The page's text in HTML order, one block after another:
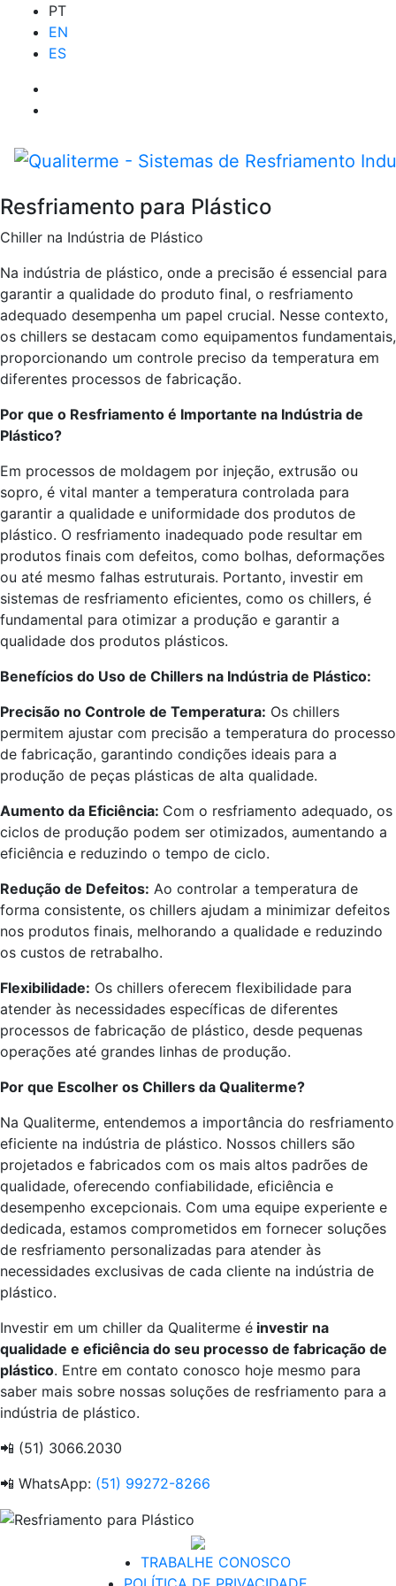
PT
EN
ES
Resfriamento para Plástico
Chiller na Indústria de Plástico
Na indústria de plástico, onde a precisão é essencial para
garantir a qualidade do produto final, o resfriamento
adequado desempenha um papel crucial. Nesse contexto,
os chillers se destacam como equipamentos fundamentais,
proporcionando um controle preciso da temperatura em
diferentes processos de fabricação.
Por que o Resfriamento é Importante na Indústria de
Plástico?
Em processos de moldagem por injeção, extrusão ou
sopro, é vital manter a temperatura controlada para
garantir a qualidade e uniformidade dos produtos de
plástico. O resfriamento inadequado pode resultar em
produtos finais com defeitos, como bolhas, deformações
ou até mesmo falhas estruturais. Portanto, investir em
sistemas de resfriamento eficientes, como os chillers, é
fundamental para otimizar a produção e garantir a
qualidade dos produtos plásticos.
Benefícios do Uso de Chillers na Indústria de Plástico:
Precisão no Controle de Temperatura: Os chillers
permitem ajustar com precisão a temperatura do processo
de fabricação, garantindo condições ideais para a
produção de peças plásticas de alta qualidade.
Aumento da Eficiência: Com o resfriamento adequado, os
ciclos de produção podem ser otimizados, aumentando a
eficiência e reduzindo o tempo de ciclo.
Redução de Defeitos: Ao controlar a temperatura de
forma consistente, os chillers ajudam a minimizar defeitos
nos produtos finais, melhorando a qualidade e reduzindo
os custos de retrabalho.
Flexibilidade: Os chillers oferecem flexibilidade para
atender às necessidades específicas de diferentes
processos de fabricação de plástico, desde pequenas
operações até grandes linhas de produção.
Por que Escolher os Chillers da Qualiterme?
Na Qualiterme, entendemos a importância do resfriamento
eficiente na indústria de plástico. Nossos chillers são
projetados e fabricados com os mais altos padrões de
qualidade, oferecendo confiabilidade, eficiência e
desempenho excepcionais. Com uma equipe experiente e
dedicada, estamos comprometidos em fornecer soluções
de resfriamento personalizadas para atender às
necessidades exclusivas de cada cliente na indústria de
plástico.
Investir em um chiller da Qualiterme é investir na
qualidade e eficiência do seu processo de fabricação de
plástico. Entre em contato conosco hoje mesmo para
saber mais sobre nossas soluções de resfriamento para a
indústria de plástico.
📲 (51) 3066.2030
📲 WhatsApp: (51) 99272-8266
TRABALHE CONOSCO